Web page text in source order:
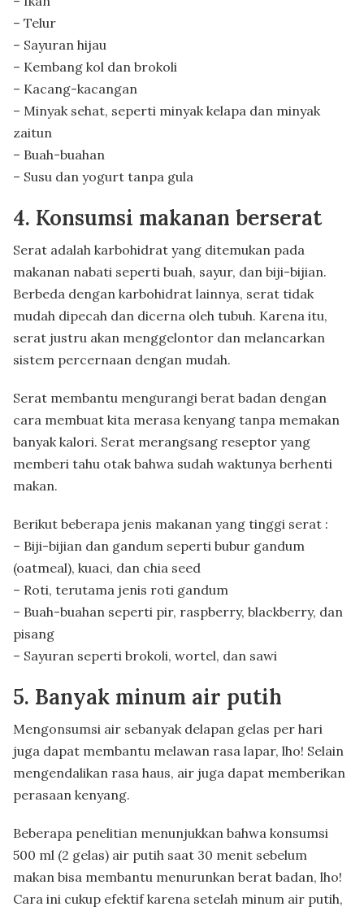
– Telur
– Sayuran hijau
– Kembang kol dan brokoli
– Kacang-kacangan
– Minyak sehat, seperti minyak kelapa dan minyak
zaitun
– Buah-buahan
– Susu dan yogurt tanpa gula
4. Konsumsi makanan berserat
Serat adalah karbohidrat yang ditemukan pada
makanan nabati seperti buah, sayur, dan biji-bijian.
Berbeda dengan karbohidrat lainnya, serat tidak
mudah dipecah dan dicerna oleh tubuh. Karena itu,
serat justru akan menggelontor dan melancarkan
sistem percernaan dengan mudah.
Serat membantu mengurangi berat badan dengan
cara membuat kita merasa kenyang tanpa memakan
banyak kalori. Serat merangsang reseptor yang
memberi tahu otak bahwa sudah waktunya berhenti
makan.
Berikut beberapa jenis makanan yang tinggi serat :
– Biji-bijian dan gandum seperti bubur gandum
(oatmeal), kuaci, dan chia seed
– Roti, terutama jenis roti gandum
– Buah-buahan seperti pir, raspberry, blackberry, dan
pisang
– Sayuran seperti brokoli, wortel, dan sawi
5. Banyak minum air putih
Mengonsumsi air sebanyak delapan gelas per hari
juga dapat membantu melawan rasa lapar, lho! Selain
mengendalikan rasa haus, air juga dapat memberikan
perasaan kenyang.
Beberapa penelitian menunjukkan bahwa konsumsi
500 ml (2 gelas) air putih saat 30 menit sebelum
makan bisa membantu menurunkan berat badan, lho!
Cara ini cukup efektif karena setelah minum air putih,